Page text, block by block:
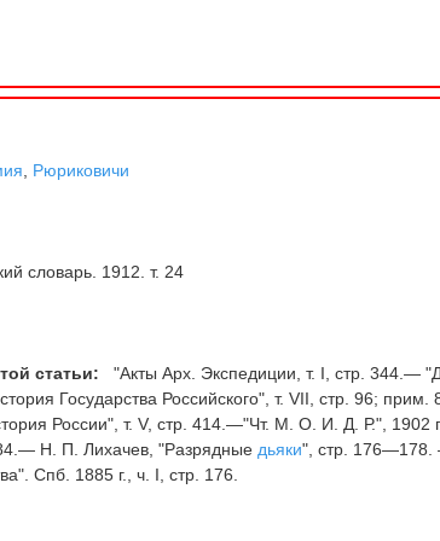
Рюриковичи
словарь. 1912. т. 24
статьи:
"Акты Арх. Экспедиции, т. I, стр. 344.—
Государства Российского", т. VII, стр. 96; прим.
России", т. V, стр. 414.—"Чт. М. О. И. Д. Р.", 1902
Н. П. Лихачев, "Разрядные дьяки", стр. 176—178.
Спб. 1885 г., ч. I, стр. 176.